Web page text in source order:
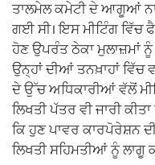
ਤਾਲਮੇਲ ਕਮੇਟੀ ਦੇ ਆਗੂਆਂ
ਗਈ ਸੀ। ਇਸ ਮੀਟਿੰਗ ਵਿੱਚ
ਹੋਣ ਉਪਰੰਤ ਠੇਕਾ ਮੁਲਾਜ਼ਮਾਂ ਨੂੰ
ਉਨ੍ਹਾਂ ਦੀਆਂ ਤਨਖ਼ਾਹਾਂ ਵਿੱਚ
ਦੇ ਉੱਚ ਅਧਿਕਾਰੀਆਂ ਵੱਲੋਂ
ਲਿਖਤੀ ਪੱਤਰ ਵੀ ਜਾਰੀ
ਕਿ ਹੁਣ ਪਾਵਰ ਕਾਰਪੋਰੇਸ਼ਨ
ਲਿਖਤੀ ਸਹਿਮਤੀਆਂ ਨੂੰ ਲਾਗੂ